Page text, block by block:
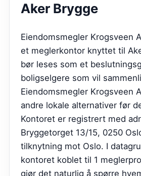
Aker Brygge
Eiendomsmegler Krogsveen
et meglerkontor knyttet til
bør leses som et
boligselgere som vil
Eiendomsmegler Krogsveen
andre lokale alternativer før
Kontoret er registrert med
Bryggetorget 13/15, 0250
tilknytning mot Oslo. I
kontoret koblet til 1
gjør det naturlig å spørre